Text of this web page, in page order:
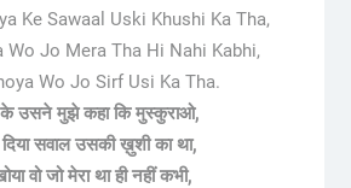
Ke Sawaal Uski Khushi Ka Tha,
Wo Jo Mera Tha Hi Nahi Kabhi,
Wo Jo Sirf Usi Ka Tha.
उसने मुझे कहा ​कि मुस्कुराओ,
सवाल उसकी ख़ुशी का था,
वो जो मेरा था ​ही नहीं कभी,